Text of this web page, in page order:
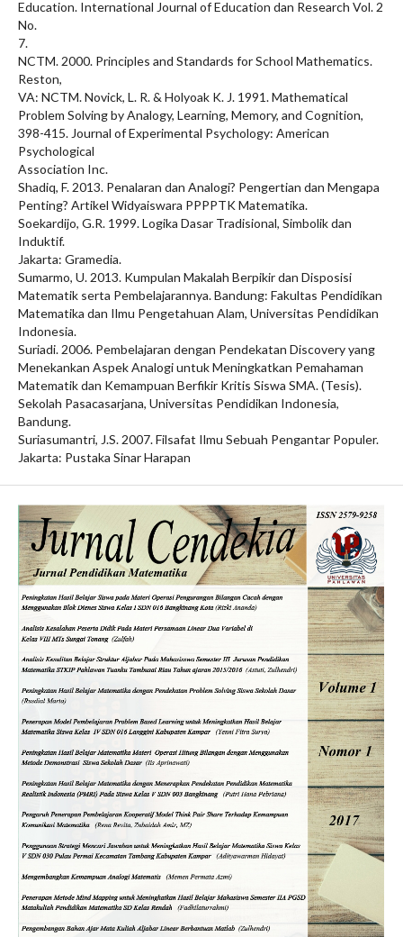
Education. International Journal of Education dan Research Vol. 2
No.
7.
NCTM. 2000. Principles and Standards for School Mathematics.
Reston,
VA: NCTM. Novick, L. R. & Holyoak K. J. 1991. Mathematical
Problem Solving by Analogy, Learning, Memory, and Cognition,
398-415. Journal of Experimental Psychology: American
Psychological
Association Inc.
Shadiq, F. 2013. Penalaran dan Analogi? Pengertian dan Mengapa
Penting? Artikel Widyaiswara PPPPTK Matematika.
Soekardijo, G.R. 1999. Logika Dasar Tradisional, Simbolik dan
Induktif.
Jakarta: Gramedia.
Sumarmo, U. 2013. Kumpulan Makalah Berpikir dan Disposisi
Matematik serta Pembelajarannya. Bandung: Fakultas Pendidikan
Matematika dan Ilmu Pengetahuan Alam, Universitas Pendidikan
Indonesia.
Suriadi. 2006. Pembelajaran dengan Pendekatan Discovery yang
Menekankan Aspek Analogi untuk Meningkatkan Pemahaman
Matematik dan Kemampuan Berfikir Kritis Siswa SMA. (Tesis).
Sekolah Pasacasarjana, Universitas Pendidikan Indonesia,
Bandung.
Suriasumantri, J.S. 2007. Filsafat Ilmu Sebuah Pengantar Populer.
Jakarta: Pustaka Sinar Harapan